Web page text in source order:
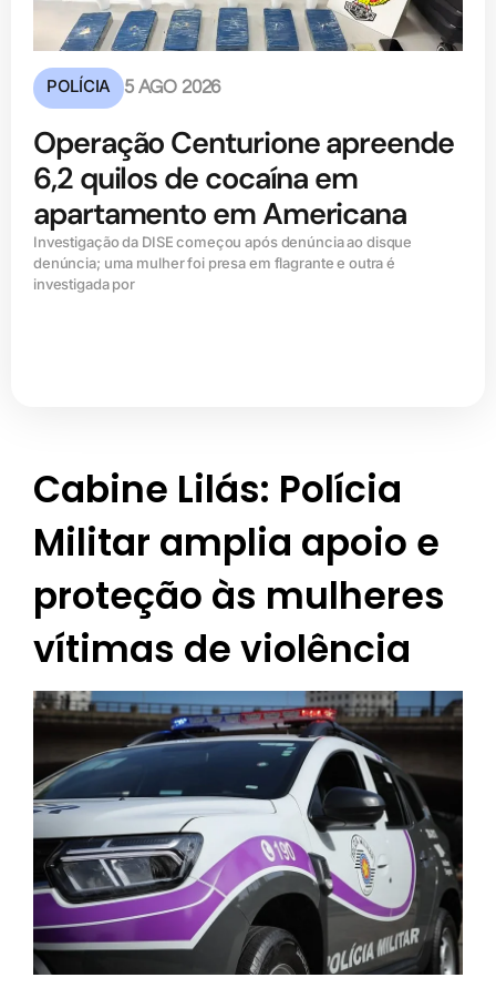
POLÍCIA 5 AGO 2026
Operação Centurione apreende
6,2 quilos de cocaína em
apartamento em Americana
Investigação da DISE começou após denúncia ao disque
denúncia; uma mulher foi presa em flagrante e outra é
investigada por
Cabine Lilás: Polícia
Militar amplia apoio e
proteção às mulheres
vítimas de violência